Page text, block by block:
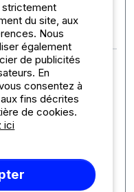
Konnten bei allen
... Lire la suite
Premium 100-
strictement
du site, aux
Nous
également
de publicités
En
consentez à
fins décrites
de cookies.
ici